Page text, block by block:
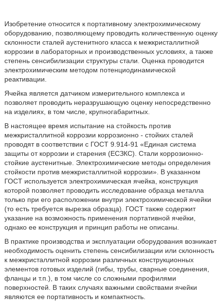
Изобретение относится к портативному электрохимическому
оборудованию, позволяющему проводить количественную оценку
склонности сталей аустенитного класса к межкристаллитной
коррозии в лабораторных и производственных условиях, а также
степень сенсибилизации структуры стали. Оценка проводится
электрохимическим методом потенциодинамической
реактивации.
Ячейка является датчиком измерительного комплекса и
позволяет проводить неразрушающую оценку непосредственно
на изделиях, в том числе, крупногабаритных.
В настоящее время испытание на стойкость против
межкристаллитной коррозии коррозионно - стойких сталей
проводят в соответствии с ГОСТ 9.914-91 «Единая система
защиты от коррозии и старения (ЕСЗКС). Стали коррозионно-
стойкие аустенитные. Электрохимические методы определения
стойкости против межкристаллитной коррозии». В указанном
ГОСТ используется электрохимическая ячейка, конструкция
которой позволяет проводить исследование образца металла
только при его расположении внутри электрохимической ячейки
(то есть требуется вырезка образца). ГОСТ также содержит
указание на возможность применения портативной ячейки,
однако ее конструкция и принцип работы не описаны.
В практике производства и эксплуатации оборудования возникает
необходимость оценить степень сенсибилизации или склонность
к межкристаллитной коррозии различных конструкционных
элементов готовых изделий (гибы, трубы, сварные соединения,
фланцы и т.п.), в том числе со сложными профилями
поверхностей. В таких случаях важными свойствами ячейки
являются ее портативность и компактность.